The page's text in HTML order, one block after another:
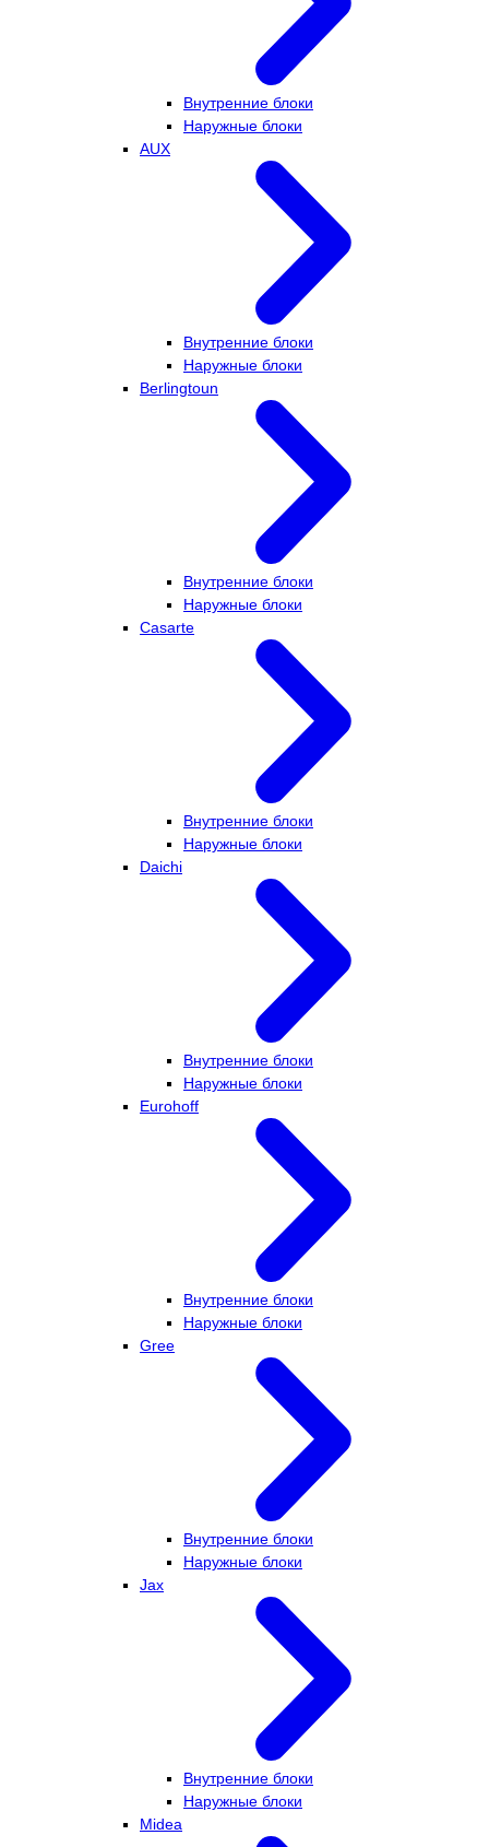
Внутренние блоки
Наружные блоки
AUX
Внутренние блоки
Наружные блоки
Berlingtoun
Внутренние блоки
Наружные блоки
Casarte
Внутренние блоки
Наружные блоки
Daichi
Внутренние блоки
Наружные блоки
Eurohoff
Внутренние блоки
Наружные блоки
Gree
Внутренние блоки
Наружные блоки
Jax
Внутренние блоки
Наружные блоки
Midea